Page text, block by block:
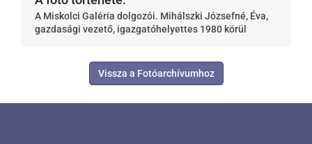
A Miskolci Galéria dolgozói. Mihálszki Józsefné, Éva,
gazdasági vezető, igazgatóhelyettes 1980 körül
Vissza a Fotóarchívumhoz